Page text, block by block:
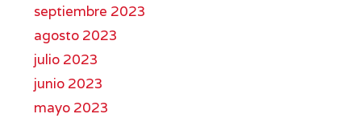
septiembre 2023
agosto 2023
julio 2023
junio 2023
mayo 2023